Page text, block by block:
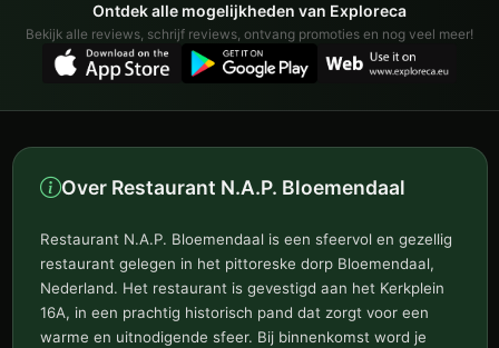
Ontdek alle mogelijkheden van Exploreca
Bekijk alle reviews, schrijf reviews, ontvang promoties en nog veel meer!
Over Restaurant N.A.P. Bloemendaal
Restaurant N.A.P. Bloemendaal is een sfeervol en gezellig
restaurant gelegen in het pittoreske dorp Bloemendaal,
Nederland. Het restaurant is gevestigd aan het Kerkplein
16A, in een prachtig historisch pand dat zorgt voor een
warme en uitnodigende sfeer. Bij binnenkomst word je